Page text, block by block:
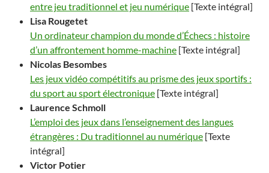
entre jeu traditionnel et jeu numérique [Texte intégral]
Lisa Rougetet
Un ordinateur champion du monde d’Échecs : histoire
d’un affrontement homme-machine [Texte intégral]
Nicolas Besombes
Les jeux vidéo compétitifs au prisme des jeux sportifs :
du sport au sport électronique [Texte intégral]
Laurence Schmoll
L’emploi des jeux dans l’enseignement des langues
étrangères : Du traditionnel au numérique [Texte
intégral]
Victor Potier